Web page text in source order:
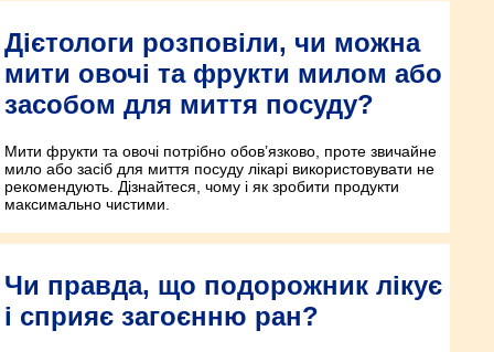
Дієтологи розповіли, чи можна
мити овочі та фрукти милом або
засобом для миття посуду?
Мити фрукти та овочі потрібно обов’язково, проте звичайне
мило або засіб для миття посуду лікарі використовувати не
рекомендують. Дізнайтеся, чому і як зробити продукти
максимально чистими.
Чи правда, що подорожник лікує
і сприяє загоєнню ран?